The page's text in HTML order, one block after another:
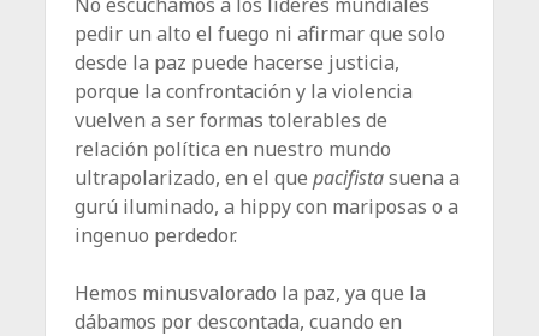
pedir un alto el fuego ni afirmar que solo
desde la paz puede hacerse justicia,
porque la confrontación y la violencia
vuelven a ser formas tolerables de
relación política en nuestro mundo
ultrapolarizado, en el quepacifistasuena a
gurú iluminado, a hippy con mariposas o a
ingenuo perdedor.
Hemos minusvalorado la paz, ya que la
dábamos por descontada, cuando en